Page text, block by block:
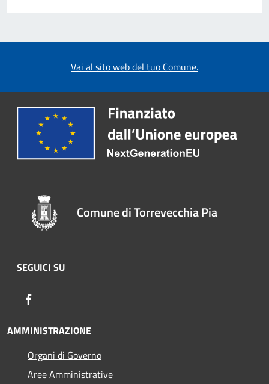
Vai al sito web del tuo Comune.
Comune di Torrevecchia Pia
SEGUICI SU
AMMINISTRAZIONE
Organi di Governo
Aree Amministrative